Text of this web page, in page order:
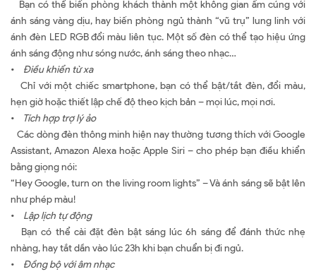
Bạn có thể biến phòng khách thành một không gian ấm cúng với
ánh sáng vàng dịu, hay biến phòng ngủ thành “vũ trụ” lung linh với
ánh đèn LED RGB đổi màu liên tục. Một số đèn có thể tạo hiệu ứng
ánh sáng động như sóng nước, ánh sáng theo nhạc…
•
Điều khiển từ xa
Chỉ với một chiếc smartphone, bạn có thể bật/tắt đèn, đổi màu,
hẹn giờ hoặc thiết lập chế độ theo kịch bản – mọi lúc, mọi nơi.
•
Tích hợp trợ lý ảo
Các dòng đèn thông minh hiện nay thường tương thích với Google
Assistant, Amazon Alexa hoặc Apple Siri – cho phép bạn điều khiển
bằng giọng nói:
“Hey Google, turn on the living room lights” – Và ánh sáng sẽ bật lên
như phép màu!
•
Lập lịch tự động
Bạn có thể cài đặt đèn bật sáng lúc 6h sáng để đánh thức nhẹ
nhàng, hay tắt dần vào lúc 23h khi bạn chuẩn bị đi ngủ.
• Đồng bộ với âm nhạc